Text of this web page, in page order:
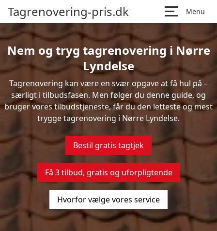
Tagrenovering-pris.dk Menu
Nem og tryg tagrenovering i Nørre
Lyndelse
Tagrenovering kan være en svær opgave at få hul på –
særligt i tilbudsfasen. Men følger du denne guide, og
bruger vores tilbudstjeneste, får du den letteste og mest
trygge tagrenovering i Nørre Lyndelse.
Bestil gratis tagtjek
Få 3 tilbud, gratis og uforpligtende
Hvorfor vælge vores service